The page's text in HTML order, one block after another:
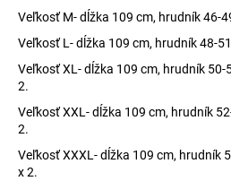
Veľkosť M- dĺžka 109 cm, hrudník 46-
Veľkosť L- dĺžka 109 cm, hrudník 48-
Veľkosť XL- dĺžka 109 cm, hrudník 50-
2.
Veľkosť XXL- dĺžka 109 cm, hrudník
2.
Veľkosť XXXL- dĺžka 109 cm, hrudník
x 2.